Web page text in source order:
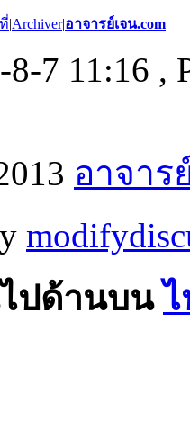
|Archiver|อาจารย์เจน.com
7 11:16 ,
อาจาร
ปด้านบน